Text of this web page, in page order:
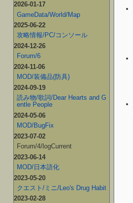
2026-01-17
GameData/World/Map
2025-06-22
攻略情報/PC/コンソール
2024-12-26
Forum/6
2024-11-06
MOD/装備品(防具)
2024-09-19
読み物/歌詞/Dear Hearts and G
entle People
2024-05-06
MOD/BugFix
2023-07-02
Forum/4/logCurrent
2023-06-14
MOD/日本語化
2023-05-20
クエスト/ミニ/Leo's Drug Habit
2023-02-28